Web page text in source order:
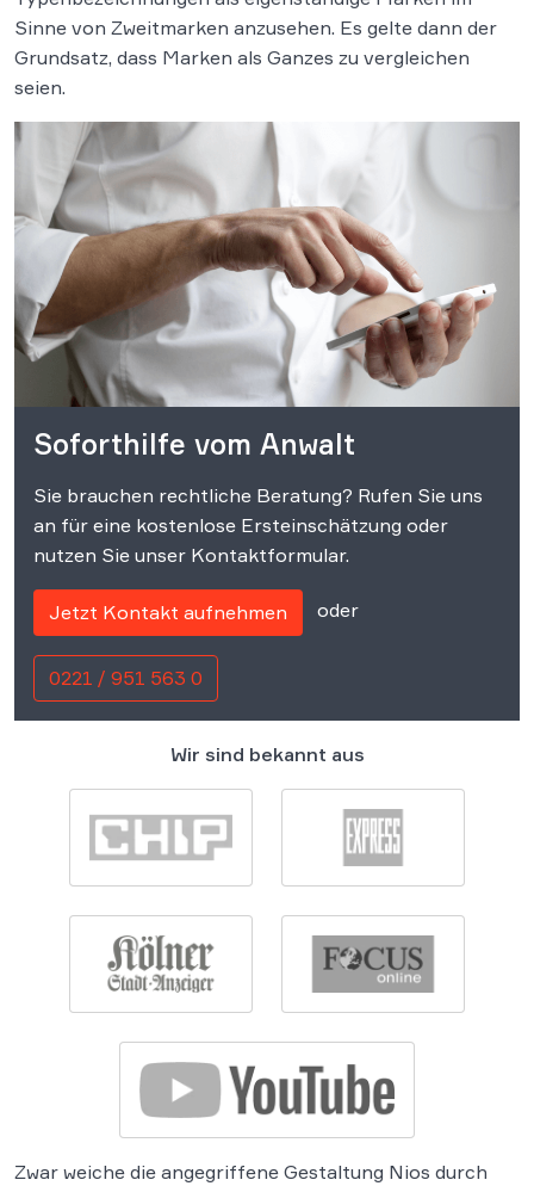
Sinne von Zweitmarken anzusehen. Es gelte dann der
Grundsatz, dass Marken als Ganzes zu vergleichen
seien.
Soforthilfe vom Anwalt
Sie brauchen rechtliche Beratung? Rufen Sie uns
an für eine kostenlose Ersteinschätzung oder
nutzen Sie unser Kontaktformular.
Jetzt Kontakt aufnehmen oder
0221 / 951 563 0
Wir sind bekannt aus
Zwar weiche die angegriffene Gestaltung Nios durch